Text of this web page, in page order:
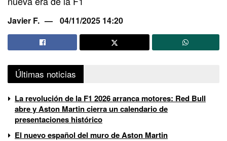
Javier F. 04/11/2025 14:20
Últimas noticias
La revolución de la F1 2026 arranca motores: Red Bull
abre y Aston Martin cierra un calendario de
presentaciones histórico
El nuevo español del muro de Aston Martin